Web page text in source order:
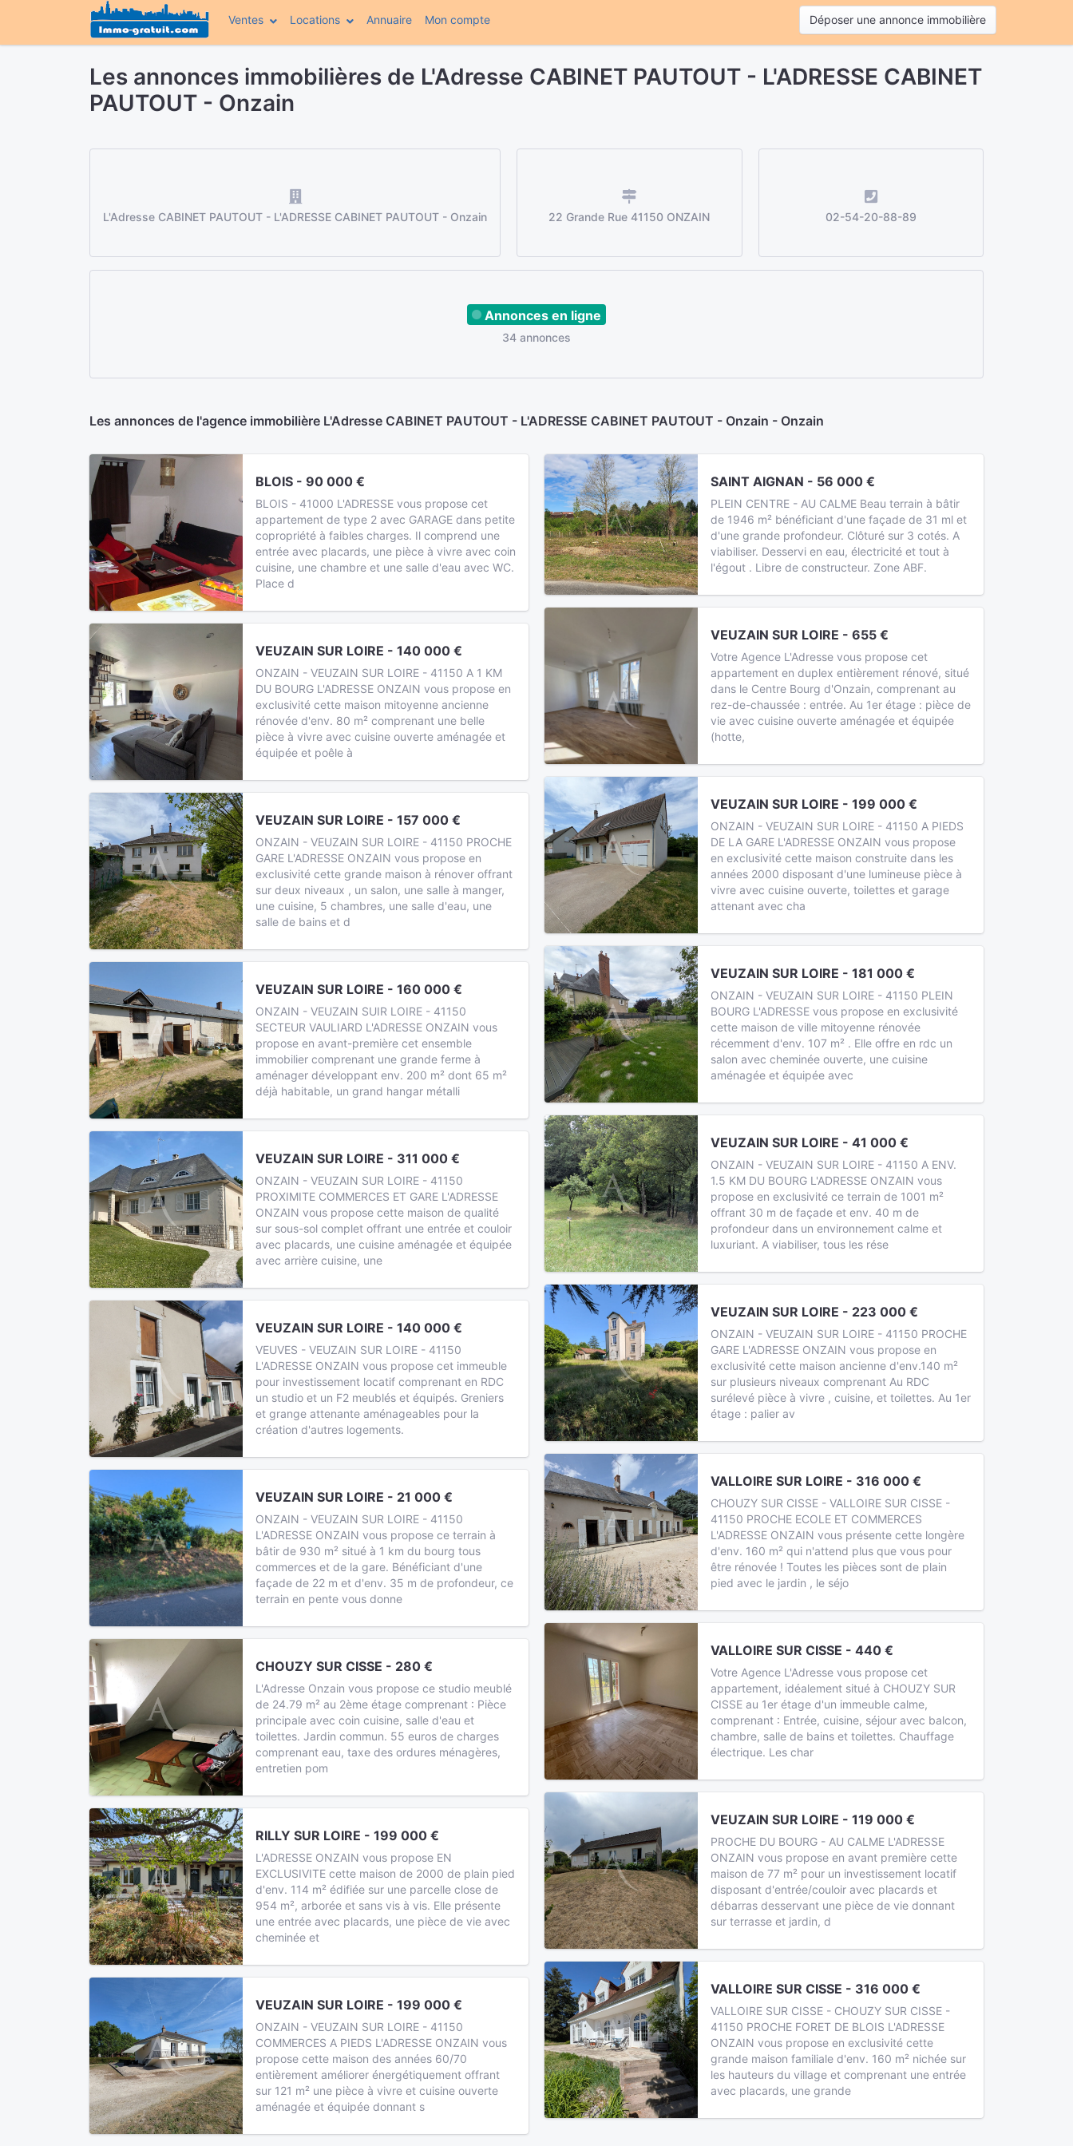
Ventes Locations Annuaire Mon compte(current) Déposer une annonce immobilière
Les annonces immobilières de L'Adresse CABINET PAUTOUT - L'ADRESSE CABINET
PAUTOUT - Onzain
L'Adresse CABINET PAUTOUT - L'ADRESSE CABINET PAUTOUT - Onzain 22 Grande Rue 41150 ONZAIN 02-54-20-88-89
Annonces en ligne
34 annonces
Les annonces de l'agence immobilière L'Adresse CABINET PAUTOUT - L'ADRESSE CABINET PAUTOUT - Onzain - Onzain
BLOIS - 90 000 €
BLOIS - 41000 L'ADRESSE vous propose cet
appartement de type 2 avec GARAGE dans petite
copropriété à faibles charges. Il comprend une
entrée avec placards, une pièce à vivre avec coin
cuisine, une chambre et une salle d'eau avec WC.
Place d
VEUZAIN SUR LOIRE - 140 000 €
ONZAIN - VEUZAIN SUR LOIRE - 41150 A 1 KM
DU BOURG L'ADRESSE ONZAIN vous propose en
exclusivité cette maison mitoyenne ancienne
rénovée d'env. 80 m² comprenant une belle
pièce à vivre avec cuisine ouverte aménagée et
équipée et poêle à
VEUZAIN SUR LOIRE - 157 000 €
ONZAIN - VEUZAIN SUR LOIRE - 41150 PROCHE
GARE L'ADRESSE ONZAIN vous propose en
exclusivité cette grande maison à rénover offrant
sur deux niveaux , un salon, une salle à manger,
une cuisine, 5 chambres, une salle d'eau, une
salle de bains et d
VEUZAIN SUR LOIRE - 160 000 €
ONZAIN - VEUZAIN SUIR LOIRE - 41150
SECTEUR VAULIARD L'ADRESSE ONZAIN vous
propose en avant-première cet ensemble
immobilier comprenant une grande ferme à
aménager développant env. 200 m² dont 65 m²
déjà habitable, un grand hangar métalli
VEUZAIN SUR LOIRE - 311 000 €
ONZAIN - VEUZAIN SUR LOIRE - 41150
PROXIMITE COMMERCES ET GARE L'ADRESSE
ONZAIN vous propose cette maison de qualité
sur sous-sol complet offrant une entrée et couloir
avec placards, une cuisine aménagée et équipée
avec arrière cuisine, une
VEUZAIN SUR LOIRE - 140 000 €
VEUVES - VEUZAIN SUR LOIRE - 41150
L'ADRESSE ONZAIN vous propose cet immeuble
pour investissement locatif comprenant en RDC
un studio et un F2 meublés et équipés. Greniers
et grange attenante aménageables pour la
création d'autres logements.
VEUZAIN SUR LOIRE - 21 000 €
ONZAIN - VEUZAIN SUR LOIRE - 41150
L'ADRESSE ONZAIN vous propose ce terrain à
bâtir de 930 m² situé à 1 km du bourg tous
commerces et de la gare. Bénéficiant d'une
façade de 22 m et d'env. 35 m de profondeur, ce
terrain en pente vous donne
CHOUZY SUR CISSE - 280 €
L'Adresse Onzain vous propose ce studio meublé
de 24.79 m² au 2ème étage comprenant : Pièce
principale avec coin cuisine, salle d'eau et
toilettes. Jardin commun. 55 euros de charges
comprenant eau, taxe des ordures ménagères,
entretien pom
RILLY SUR LOIRE - 199 000 €
L'ADRESSE ONZAIN vous propose EN
EXCLUSIVITE cette maison de 2000 de plain pied
d'env. 114 m² édifiée sur une parcelle close de
954 m², arborée et sans vis à vis. Elle présente
une entrée avec placards, une pièce de vie avec
cheminée et
VEUZAIN SUR LOIRE - 199 000 €
ONZAIN - VEUZAIN SUR LOIRE - 41150
COMMERCES A PIEDS L'ADRESSE ONZAIN vous
propose cette maison des années 60/70
entièrement améliorer énergétiquement offrant
sur 121 m² une pièce à vivre et cuisine ouverte
aménagée et équipée donnant s
SAINT AIGNAN - 56 000 €
PLEIN CENTRE - AU CALME Beau terrain à bâtir
de 1946 m² bénéficiant d'une façade de 31 ml et
d'une grande profondeur. Clôturé sur 3 cotés. A
viabiliser. Desservi en eau, électricité et tout à
l'égout . Libre de constructeur. Zone ABF.
VEUZAIN SUR LOIRE - 655 €
Votre Agence L'Adresse vous propose cet
appartement en duplex entièrement rénové, situé
dans le Centre Bourg d'Onzain, comprenant au
rez-de-chaussée : entrée. Au 1er étage : pièce de
vie avec cuisine ouverte aménagée et équipée
(hotte,
VEUZAIN SUR LOIRE - 199 000 €
ONZAIN - VEUZAIN SUR LOIRE - 41150 A PIEDS
DE LA GARE L'ADRESSE ONZAIN vous propose
en exclusivité cette maison construite dans les
années 2000 disposant d'une lumineuse pièce à
vivre avec cuisine ouverte, toilettes et garage
attenant avec cha
VEUZAIN SUR LOIRE - 181 000 €
ONZAIN - VEUZAIN SUR LOIRE - 41150 PLEIN
BOURG L'ADRESSE vous propose en exclusivité
cette maison de ville mitoyenne rénovée
récemment d'env. 107 m² . Elle offre en rdc un
salon avec cheminée ouverte, une cuisine
aménagée et équipée avec
VEUZAIN SUR LOIRE - 41 000 €
ONZAIN - VEUZAIN SUR LOIRE - 41150 A ENV.
1.5 KM DU BOURG L'ADRESSE ONZAIN vous
propose en exclusivité ce terrain de 1001 m²
offrant 30 m de façade et env. 40 m de
profondeur dans un environnement calme et
luxuriant. A viabiliser, tous les rése
VEUZAIN SUR LOIRE - 223 000 €
ONZAIN - VEUZAIN SUR LOIRE - 41150 PROCHE
GARE L'ADRESSE ONZAIN vous propose en
exclusivité cette maison ancienne d'env.140 m²
sur plusieurs niveaux comprenant Au RDC
surélevé pièce à vivre , cuisine, et toilettes. Au 1er
étage : palier av
VALLOIRE SUR LOIRE - 316 000 €
CHOUZY SUR CISSE - VALLOIRE SUR CISSE -
41150 PROCHE ECOLE ET COMMERCES
L'ADRESSE ONZAIN vous présente cette longère
d'env. 160 m² qui n'attend plus que vous pour
être rénovée ! Toutes les pièces sont de plain
pied avec le jardin , le séjo
VALLOIRE SUR CISSE - 440 €
Votre Agence L'Adresse vous propose cet
appartement, idéalement situé à CHOUZY SUR
CISSE au 1er étage d'un immeuble calme,
comprenant : Entrée, cuisine, séjour avec balcon,
chambre, salle de bains et toilettes. Chauffage
électrique. Les char
VEUZAIN SUR LOIRE - 119 000 €
PROCHE DU BOURG - AU CALME L'ADRESSE
ONZAIN vous propose en avant première cette
maison de 77 m² pour un investissement locatif
disposant d'entrée/couloir avec placards et
débarras desservant une pièce de vie donnant
sur terrasse et jardin, d
VALLOIRE SUR CISSE - 316 000 €
VALLOIRE SUR CISSE - CHOUZY SUR CISSE -
41150 PROCHE FORET DE BLOIS L'ADRESSE
ONZAIN vous propose en exclusivité cette
grande maison familiale d'env. 160 m² nichée sur
les hauteurs du village et comprenant une entrée
avec placards, une grande